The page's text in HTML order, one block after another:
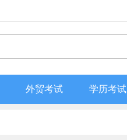
外贸考试 学历考试